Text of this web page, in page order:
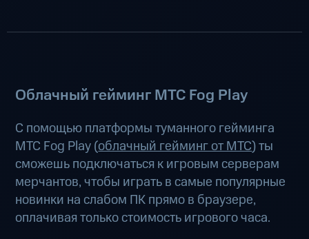
Облачный гейминг МТС Fog Play
С помощью платформы туманного гейминга
МТС Fog Play (облачный гейминг от МТС) ты
сможешь подключаться к игровым серверам
мерчантов, чтобы играть в самые популярные
новинки на слабом ПК прямо в браузере,
оплачивая только стоимость игрового часа.